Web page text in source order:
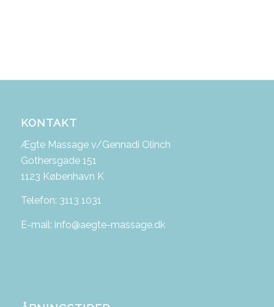
KONTAKT
Ægte Massage v/Gennadi Olinch
Gothersgade 151
1123 København K
Telefon: 3113 1031
E-mail: info@aegte-massage.dk